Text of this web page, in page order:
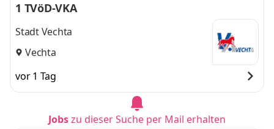
1 TVöD-VKA
Stadt Vechta
Vechta
vor 1 Tag
Jobszu dieser Suche per Mail erhalten